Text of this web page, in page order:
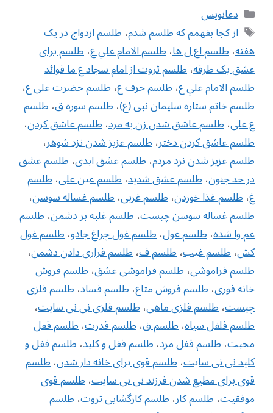
دسته‌ها
دعانویس
برچسب‌ها
از کجا بفهمم که طلسم شدم،طلسم ازدواج در یک
هفته،طلسم اع ل ها،طلسم الامام علي ع،طلسم برای
عشق یک طرفه،طلسم ثروت از امام سجاد ع ما فوائد
طلسم الامام علي ع،طلسم حرف ع،طلسم حضرت علی ع،
طلسم خاتم ستاره سلیمان نبی (ع)،طلسم سوره ق،طلسم
ع علی،طلسم عاشق شدن زن به مرد،طلسم عاشق كردن،
طلسم عاشق كردن دختر،طلسم عزیز شدن نزد شوهر،
طلسم عزیز شدن نزد مردم،طلسم عشق ابدی،طلسم عشق
در حد جنون،طلسم عشق شدید،طلسم عین علی،طلسم
غ،طلسم غذا خوردن،طلسم غربی،طلسم غساله سوسن،
طلسم غساله سوسن چیست،طلسم غلبه بر دشمن،طلسم
غم وا شده،طلسم غول،طلسم غول چراغ جادو،طلسم غول
کش،طلسم غیب،طلسم ف،طلسم فراری دادن دشمن،
طلسم فراموشی،طلسم فراموشی عشق،طلسم فروش
خانه فوری،طلسم فروش متاع،طلسم فساد،طلسم فلزی
چیست،طلسم فلزی ماهی،طلسم فلزی نی نی سایت،
طلسم فلفل سیاه،طلسم ق،طلسم قدرت،طلسم قفل
محبت،طلسم قفل مرد،طلسم قفل و کلید،طلسم قفل و
کلید نی نی سایت،طلسم قوی برای خانه دار شدن،طلسم
قوی برای مطیع شدن فرزند نی نی سایت،طلسم قوی
موفقیت،طلسم کار،طلسم کارگشایی ثروت،طلسم